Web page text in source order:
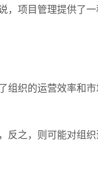
项目管理提供了
织的运营效率和
之，则可能对组织